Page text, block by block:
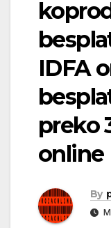
IDFA
preko
online
By